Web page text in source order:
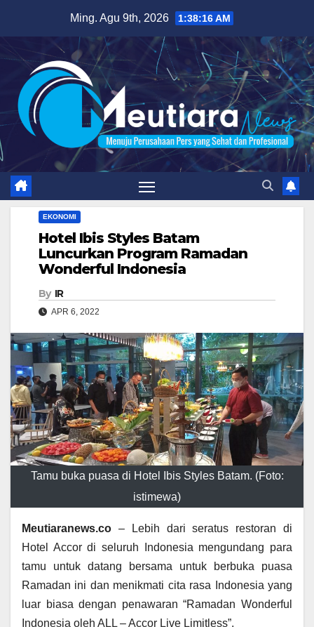
content
Ming. Agu 9th, 2026 1:38:17 AM
EKONOMI
Hotel Ibis Styles Batam
Luncurkan Program Ramadan
Wonderful Indonesia
By IR
APR 6, 2022
Tamu buka puasa di Hotel Ibis Styles Batam. (Foto:
istimewa)
Meutiaranews.co – Lebih dari seratus restoran di
Hotel Accor di seluruh Indonesia mengundang para
tamu untuk datang bersama untuk berbuka puasa
Ramadan ini dan menikmati cita rasa Indonesia yang
luar biasa dengan penawaran “Ramadan Wonderful
Indonesia oleh ALL – Accor Live Limitless”.